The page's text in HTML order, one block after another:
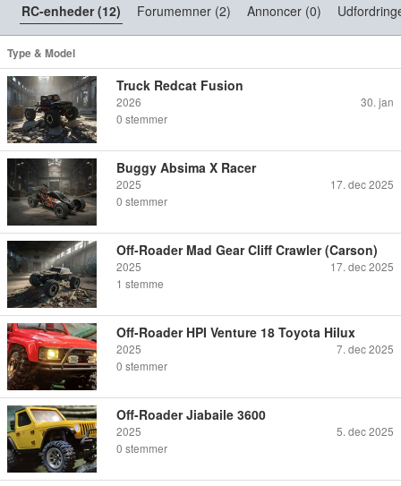
RC-enheder (12) Forumemner (2) Annoncer (0)
Type & Model
Truck Redcat Fusion
2026
30. jan
0 stemmer
Buggy Absima X Racer
2025
17. dec 2025
0 stemmer
Off-Roader Mad Gear Cliff Crawler (Carson)
2025
17. dec 2025
1 stemme
Off-Roader HPI Venture 18 Toyota Hilux
2025
7. dec 2025
0 stemmer
Off-Roader Jiabaile 3600
2025
5. dec 2025
0 stemmer